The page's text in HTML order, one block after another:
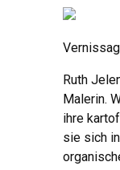
Ruth
Malerin.
ihre
sie sich